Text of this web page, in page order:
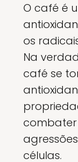
O café é
os
Na
café se
combater
células.